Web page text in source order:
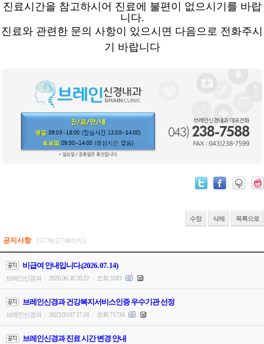
진료시간을 참고하시어 진료에 불편이 없으시기를 바랍
니다.
진료와 관련한 문의 사항이 있으시면 다음으로 전화주시
기 바랍니다
수정 삭제 목록으로
공지사항 137개(2/7페이지)
비급여 안내입니다.(2026. 07. 14)
브레인신경과 2026.06.30 20:22 조회 3183
브레인신경과 건강복지서비스인증 우수기관 선정
브레인신경과 2023.03.07 17:18 조회 71734
브레인신경과 진료 시간 변경 안내